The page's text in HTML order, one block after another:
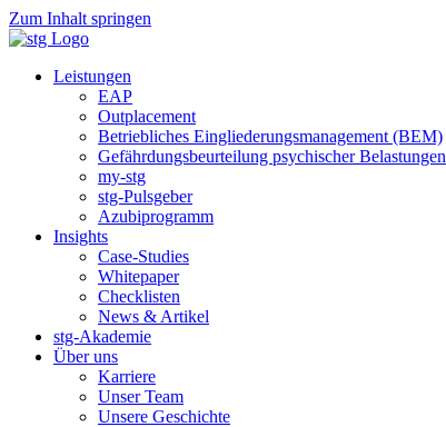
Zum Inhalt springen
Leistungen
EAP
Outplacement
Betriebliches Eingliederungsmanagement (BEM)
Gefährdungsbeurteilung psychischer Belastungen
my-stg
stg-Pulsgeber
Azubiprogramm
Insights
Case-Studies
Whitepaper
Checklisten
News & Artikel
stg-Akademie
Über uns
Karriere
Unser Team
Unsere Geschichte